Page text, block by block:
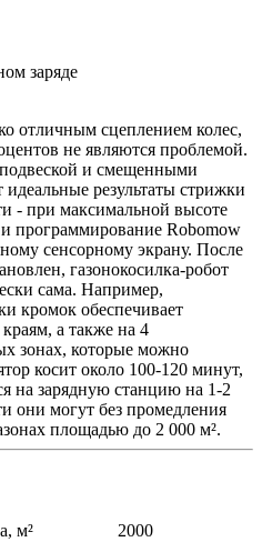
заряде
отличным сцеплением колес,
не являются проблемой.
и смещенными
идеальные результаты стрижки
- при максимальной высоте
программирование Robomow
сенсорному экрану. После
газонокосилка-робот
сама. Например,
кромок обеспечивает
а также на 4
зонах, которые можно
косит около 100-120 минут,
на зарядную станцию ​​на 1-2
они могут без промедления
площадью до 2 000 м².
м²
2000